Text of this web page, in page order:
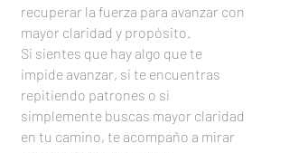
recuperar la fuerza para avanzar con
mayor claridad y propósito.
Si sientes que hay algo que te
impide avanzar, si te encuentras
repitiendo patrones o si
simplemente buscas mayor claridad
en tu camino, te acompaño a mirar